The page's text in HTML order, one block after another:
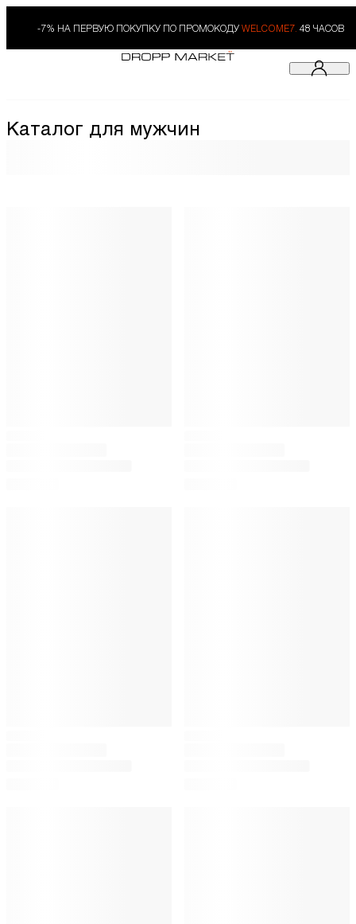
-7% НА ПЕРВУЮ ПОКУПКУ ПО ПРОМОКОДУ WELCOME7. 48 ЧАСОВ
Каталог для мужчин